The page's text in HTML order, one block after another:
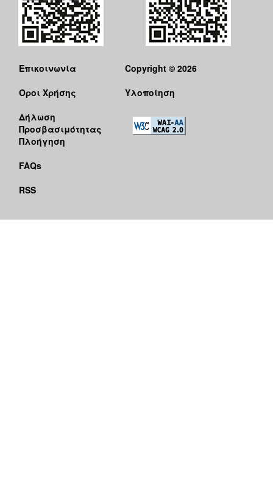
Επικοινωνία
Όροι Χρήσης
Δήλωση
Προσβασιμότητας
Πλοήγηση
FAQs
RSS
Copyright © 2026
Υλοποίηση